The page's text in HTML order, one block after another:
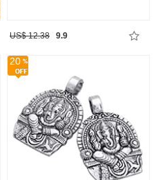
US$ 12.38 9.9
20